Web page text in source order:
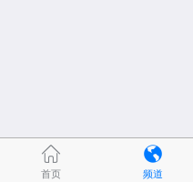
首页 频道